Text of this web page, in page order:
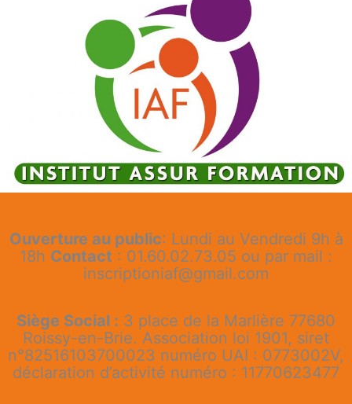
Ouverture au public: Lundi au Vendredi 9h à
18h Contact : 01.60.02.73.05 ou par mail :
inscriptioniaf@gmail.com
Siège Social : 3 place de la Marlière 77680
Roissy-en-Brie. Association loi 1901, siret
n°82516103700023 numéro UAI : 0773002V,
déclaration d’activité numéro : 11770623477